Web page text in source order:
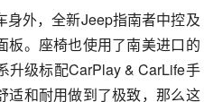
外，全新Jeep指南者中控及
板。座椅也使用了南美进口的
升级标配CarPlay & CarLife手
适和耐用做到了极致，那么这